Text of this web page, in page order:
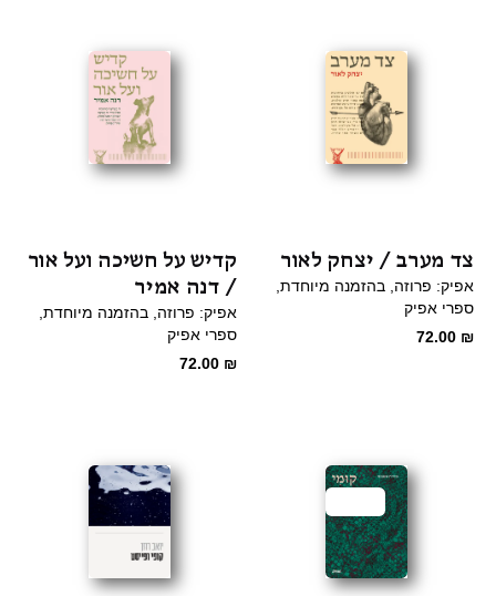
צד מערב / יצחק לאור
אפיק: פרוזה בהזמנה מיוחדת
ספרי אפיק
72.00 ₪
קדיש על חשיכה ועל אור
/ דנה אמיר
אפיק: פרוזה בהזמנה מיוחדת
ספרי אפיק
72.00 ₪